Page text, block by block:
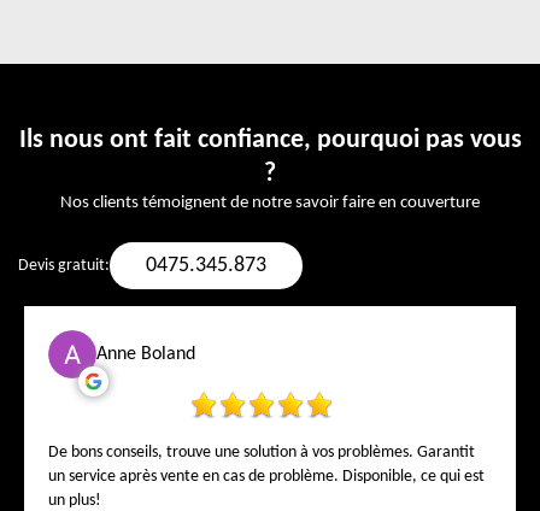
Ils nous ont fait confiance, pourquoi pas vous
?
Nos clients témoignent de notre savoir faire en couverture
Devis gratuit: 0475.345.873
Anne Boland
De bons conseils, trouve une solution à vos problèmes. Garantit
un service après vente en cas de problème. Disponible, ce qui est
un plus!